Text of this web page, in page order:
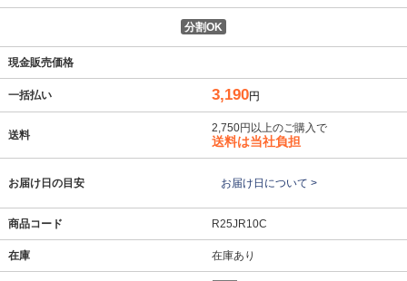
分割OK
現金販売価格
一括払い 3,190円
送料
2,750円以上のご購入で
送料は当社負担
お届け日の目安 お届け日について >
商品コード R25JR10C
在庫 在庫あり